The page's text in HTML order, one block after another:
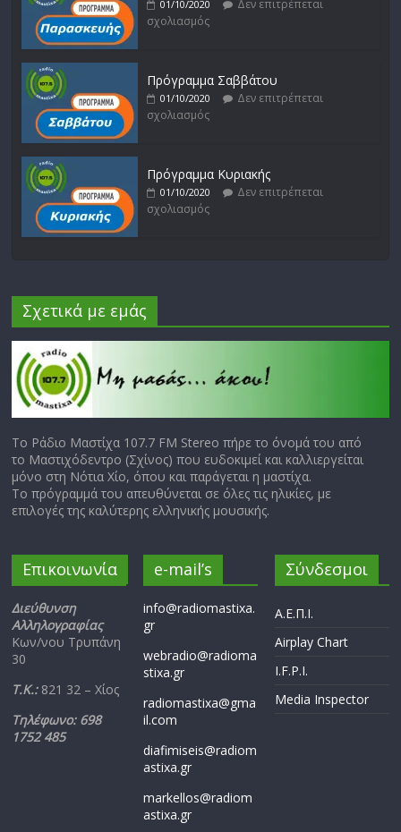
01/10/2020
Δεν επιτρέπεται
σχολιασμός
Πρόγραμμα Σαββάτου
01/10/2020
Δεν επιτρέπεται
σχολιασμός
Πρόγραμμα Κυριακής
01/10/2020
Δεν επιτρέπεται
σχολιασμός
Σχετικά με εμάς
Το Ράδιο Μαστίχα 107.7 FM Stereo πήρε το όνομά του από
το Μαστιχόδεντρο (Σχίνος) που ευδοκιμεί και καλλιεργείται
μόνο στη Νότια Χίο, όπου και παράγεται η μαστίχα.
Το πρόγραμμά του απευθύνεται σε όλες τις ηλικίες, με
επιλογές της καλύτερης ελληνικής μουσικής.
Επικοινωνία
Διεύθυνση
Αλληλογραφίας
Κων/νου Τρυπάνη
30
Τ.Κ.: 821 32 – Χίος
Τηλέφωνο: 698
1752 485
e-mail’s
info@radiomastixa.
gr
webradio@radioma
stixa.gr
radiomastixa@gma
il.com
diafimiseis@radiom
astixa.gr
markellos@radiom
astixa.gr
Σύνδεσμοι
Α.Ε.Π.Ι.
Airplay Chart
I.F.P.I.
Media Inspector